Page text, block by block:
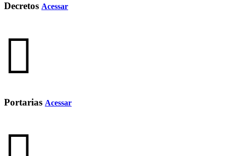
Decretos Acessar
Portarias Acessar